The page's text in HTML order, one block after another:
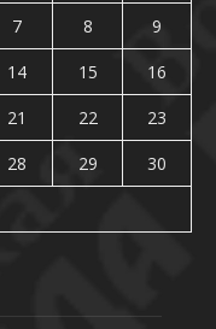
7 8
9
14 15
16
21 22
23
28 29
30